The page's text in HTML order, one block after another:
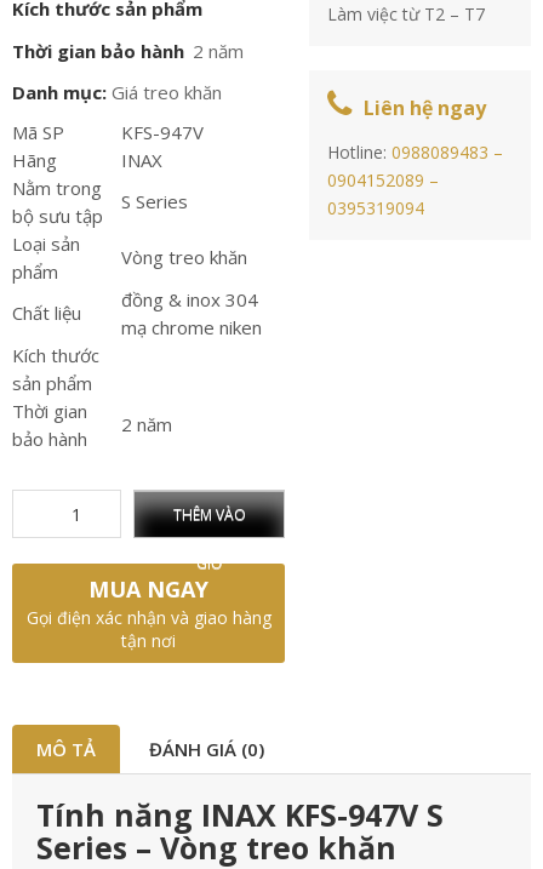
Kích thước sản phẩm
Thời gian bảo hành 2 năm
Danh mục: Giá treo khăn
Mã SP
KFS-947V
Hãng
INAX
Nằm trong
bộ sưu tập
S Series
Loại sản
phẩm
Vòng treo khăn
Chất liệu
đồng & inox 304
mạ chrome niken
Kích thước
sản phẩm
Thời gian
bảo hành
2 năm
THÊM VÀO
GIỎ
MUA NGAY
Gọi điện xác nhận và giao hàng
tận nơi
Làm việc từ T2 – T7
Liên hệ ngay
Hotline:0988089483 –
0904152089 –
0395319094
MÔ TẢ ĐÁNH GIÁ (0)
Tính năng INAX KFS-947V S
Series – Vòng treo khăn